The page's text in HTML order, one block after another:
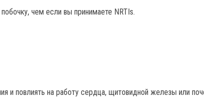
чем если вы принимаете NRTIs.
и повлиять на работу сердца, щитовидной железы или